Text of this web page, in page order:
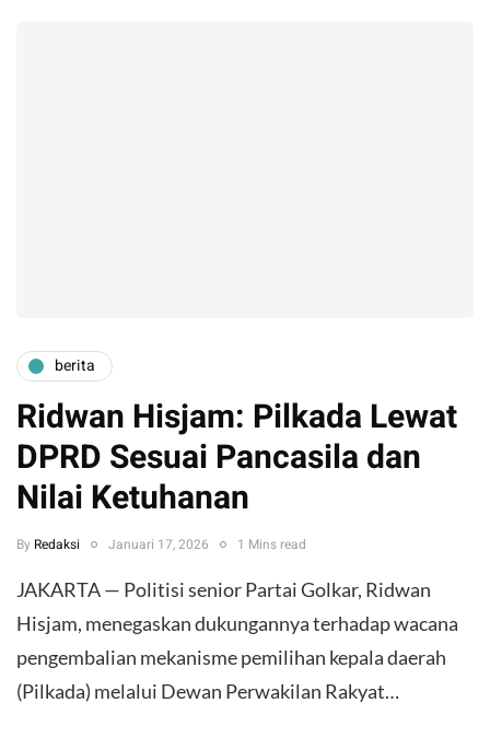
berita
Ridwan Hisjam: Pilkada Lewat
DPRD Sesuai Pancasila dan
Nilai Ketuhanan
By Redaksi Januari 17, 2026 1 Mins read
JAKARTA — Politisi senior Partai Golkar, Ridwan
Hisjam, menegaskan dukungannya terhadap wacana
pengembalian mekanisme pemilihan kepala daerah
(Pilkada) melalui Dewan Perwakilan Rakyat…